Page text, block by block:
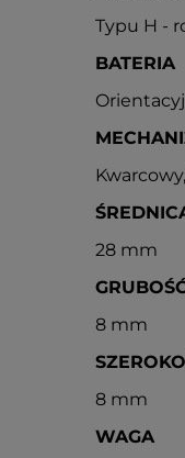
Typu H -
BATERIA
28 mm
8 mm
8 mm
WAGA